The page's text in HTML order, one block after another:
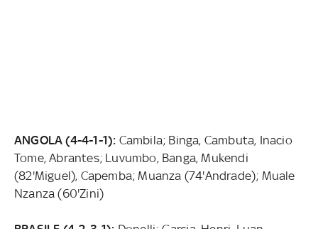
ANGOLA (4-4-1-1): Cambila; Binga, Cambuta, Inacio
Tome, Abrantes; Luvumbo, Banga, Mukendi
(82'Miguel), Capemba; Muanza (74'Andrade); Muale
Nzanza (60'Zini)